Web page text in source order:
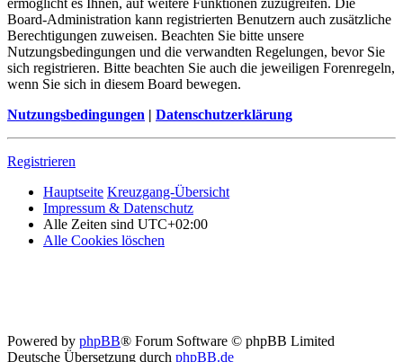
ermöglicht es Ihnen, auf weitere Funktionen zuzugreifen. Die
Board-Administration kann registrierten Benutzern auch zusätzliche
Berechtigungen zuweisen. Beachten Sie bitte unsere
Nutzungsbedingungen und die verwandten Regelungen, bevor Sie
sich registrieren. Bitte beachten Sie auch die jeweiligen Forenregeln,
wenn Sie sich in diesem Board bewegen.
Nutzungsbedingungen | Datenschutzerklärung
Registrieren
Hauptseite Kreuzgang-Übersicht
Impressum & Datenschutz
Alle Zeiten sind UTC+02:00
Alle Cookies löschen
Powered by phpBB® Forum Software © phpBB Limited
Deutsche Übersetzung durch phpBB.de